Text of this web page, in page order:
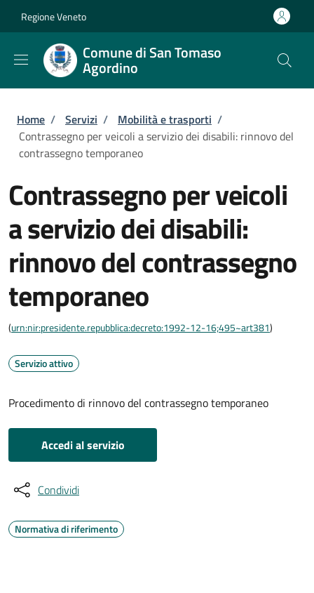
Regione Veneto
Comune di San Tomaso
Agordino
Briciole di pane
Home / Servizi / Mobilità e trasporti /
Contrassegno per veicoli a servizio dei disabili: rinnovo del
contrassegno temporaneo
Contrassegno per veicoli
a servizio dei disabili:
rinnovo del contrassegno
temporaneo
(urn:nir:presidente.repubblica:decreto:1992-12-16;495~art381)
Servizio attivo
Procedimento di rinnovo del contrassegno temporaneo
Accedi al servizio
Condividi
Normativa di riferimento